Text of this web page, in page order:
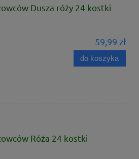
Dusza róży 24 kostki
59,99 zł
do koszyka
Róża 24 kostki